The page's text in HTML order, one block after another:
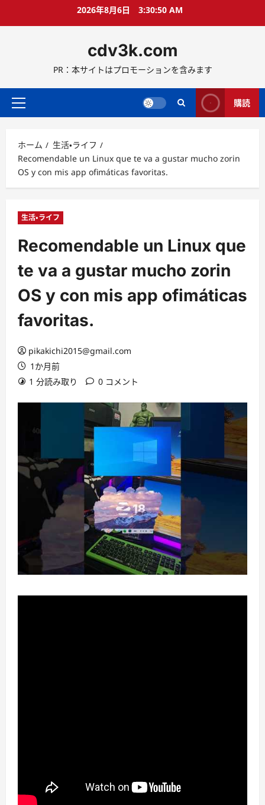
ス
ッ
2026年8月6日 3:30:51 AM
cdv3k.com
PR：本サイトはプロモーションを含みます
メ
メ
ニ
ュ
ー
購読
ホーム
生活・ライフ
Recomendable un Linux que te va a gustar mucho zorin
OS y con mis app ofimáticas favoritas.
生活・ライフ
Recomendable un Linux que
te va a gustar mucho zorin
OS y con mis app ofimáticas
favoritas.
pikakichi2015@gmail.com
1か月前
1 分読み取り
0 コメント